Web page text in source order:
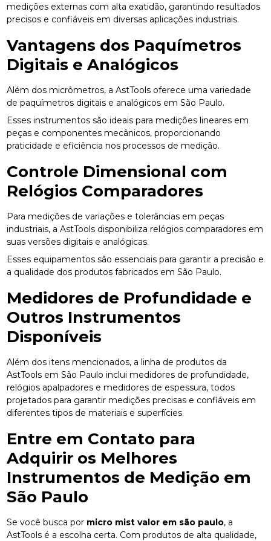
medições externas com alta exatidão, garantindo resultados
precisos e confiáveis em diversas aplicações industriais.
Vantagens dos Paquímetros
Digitais e Analógicos
Além dos micrômetros, a AstTools oferece uma variedade
de paquímetros digitais e analógicos em São Paulo.
Esses instrumentos são ideais para medições lineares em
peças e componentes mecânicos, proporcionando
praticidade e eficiência nos processos de medição.
Controle Dimensional com
Relógios Comparadores
Para medições de variações e tolerâncias em peças
industriais, a AstTools disponibiliza relógios comparadores em
suas versões digitais e analógicas.
Esses equipamentos são essenciais para garantir a precisão e
a qualidade dos produtos fabricados em São Paulo.
Medidores de Profundidade e
Outros Instrumentos
Disponíveis
Além dos itens mencionados, a linha de produtos da
AstTools em São Paulo inclui medidores de profundidade,
relógios apalpadores e medidores de espessura, todos
projetados para garantir medições precisas e confiáveis em
diferentes tipos de materiais e superfícies.
Entre em Contato para
Adquirir os Melhores
Instrumentos de Medição em
São Paulo
Se você busca por micro mist valor em são paulo, a
AstTools é a escolha certa. Com produtos de alta qualidade,